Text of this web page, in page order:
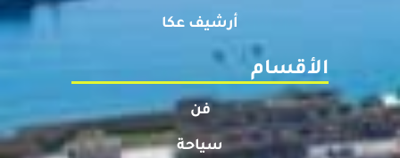
أرشيف عكا
الأقسام
فن
سياحة